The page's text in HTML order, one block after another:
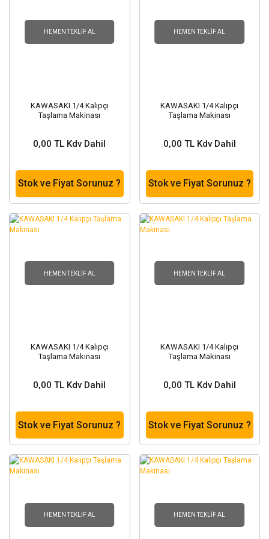
HEMEN TEKLIF AL
KAWASAKI 1/4 Kalıpçı
Taşlama Makinası
0,00 TL Kdv Dahil
Stok ve Fiyat Sorunuz ?
HEMEN TEKLIF AL
KAWASAKI 1/4 Kalıpçı
Taşlama Makinası
0,00 TL Kdv Dahil
Stok ve Fiyat Sorunuz ?
HEMEN TEKLIF AL
KAWASAKI 1/4 Kalıpçı
Taşlama Makinası
0,00 TL Kdv Dahil
Stok ve Fiyat Sorunuz ?
HEMEN TEKLIF AL
KAWASAKI 1/4 Kalıpçı
Taşlama Makinası
0,00 TL Kdv Dahil
Stok ve Fiyat Sorunuz ?
HEMEN TEKLIF AL HEMEN TEKLIF AL